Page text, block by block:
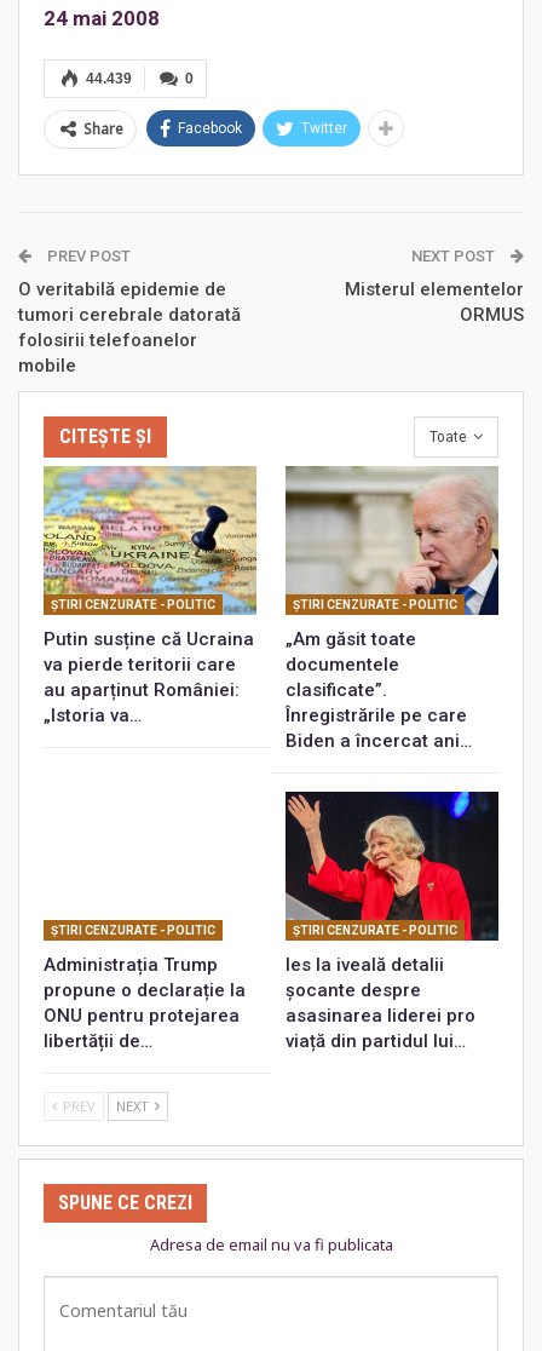
24 mai 2008
0
44.439
Share Facebook Twitter
PREV POST
O veritabilă epidemie de
tumori cerebrale datorată
folosirii telefoanelor
mobile
NEXT POST
Misterul elementelor
ORMUS
Toate
CITEȘTE ȘI
ŞTIRI CENZURATE - POLITIC
Putin susține că Ucraina
va pierde teritorii care
au aparținut României:
„Istoria va…
ŞTIRI CENZURATE - POLITIC
„Am găsit toate
documentele
clasificate”.
Înregistrările pe care
Biden a încercat ani…
ŞTIRI CENZURATE - POLITIC
Administrația Trump
propune o declarație la
ONU pentru protejarea
libertății de…
ŞTIRI CENZURATE - POLITIC
Ies la iveală detalii
șocante despre
asasinarea liderei pro
viață din partidul lui…
PREV NEXT
SPUNE CE CREZI
Adresa de email nu va fi publicata